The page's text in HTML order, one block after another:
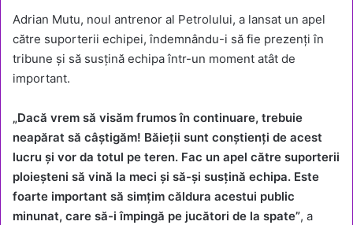
Adrian Mutu, noul antrenor al Petrolului, a lansat un apel
către suporterii echipei, îndemnându-i să fie prezenți în
tribune și să susțină echipa într-un moment atât de
important.
„Dacă vrem să visăm frumos în continuare, trebuie
neapărat să câștigăm! Băieții sunt conștienți de acest
lucru și vor da totul pe teren. Fac un apel către suporterii
ploieșteni să vină la meci și să-și susțină echipa. Este
foarte important să simțim căldura acestui public
minunat, care să-i împingă pe jucători de la spate”, a